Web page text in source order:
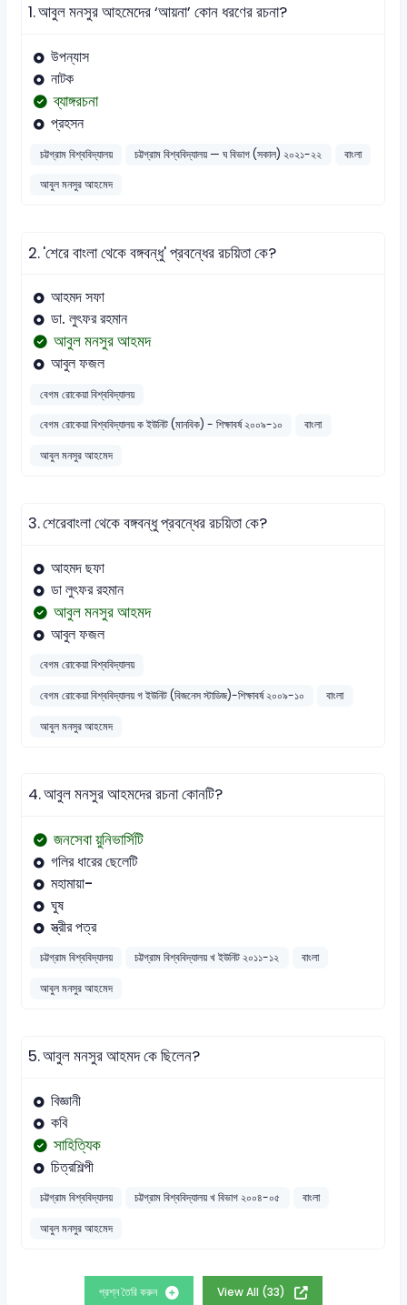
1.আবুল মনসুর আহমেদের ‘আয়না’ কোন ধরণের রচনা?
উপন্যাস
নাটক
ব্যাঙ্গরচনা
প্রহসন
চট্টগ্রাম বিশ্ববিদ্যালয় চট্টগ্রাম বিশ্ববিদ্যালয় — ঘ বিভাগ (সকাল) ২০২১-২২
বাংলা
আবুল মনসুর আহমেদ
2.'শেরে বাংলা থেকে বঙ্গবন্ধু' প্রবন্ধের রচয়িতা কে?
আহমদ সফা
ডা. লুৎফর রহমান
আবুল মনসুর আহমদ
আবুল ফজল
বেগম রোকেয়া বিশ্ববিদ্যালয়
বেগম রোকেয়া বিশ্ববিদ্যালয় ক ইউনিট (মানবিক) - শিক্ষাবর্ষ ২০০৯-১০
বাংলা
আবুল মনসুর আহমেদ
3.শেরেবাংলা থেকে বঙ্গবন্ধু প্রবন্ধের রচয়িতা কে?
আহমদ ছফা
ডা লুৎফর রহমান
আবুল মনসুর আহমদ
আবুল ফজল
বেগম রোকেয়া বিশ্ববিদ্যালয়
বেগম রোকেয়া বিশ্ববিদ্যালয় গ ইউনিট (বিজনেস স্টাডিজ)-শিক্ষাবর্ষ ২০০৯-১০
বাংলা
আবুল মনসুর আহমেদ
4.আবুল মনসুর আহমদের রচনা কোনটি?
জনসেবা য়ুনিভার্সিটি
গলির ধারের ছেলেটি
মহামায়া-
ঘুষ
স্ত্রীর পত্র
চট্টগ্রাম বিশ্ববিদ্যালয় চট্টগ্রাম বিশ্ববিদ্যালয় খ ইউনিট ২০১১-১২
বাংলা
আবুল মনসুর আহমেদ
5.আবুল মনসুর আহমদ কে ছিলেন?
বিজ্ঞানী
কবি
সাহিত্যিক
চিত্রশিল্পী
চট্টগ্রাম বিশ্ববিদ্যালয় চট্টগ্রাম বিশ্ববিদ্যালয় খ বিভাগ ২০০৪-০৫
বাংলা
আবুল মনসুর আহমেদ
প্রশ্ন তৈরি করুন View All (33)